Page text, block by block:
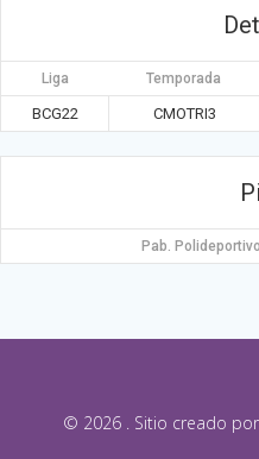
Liga Temporada
BCG22 CMOTRI3
Pab.
© 2026 . Sitio creado